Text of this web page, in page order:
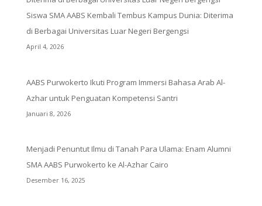
Siswa SMA AABS Kembali Tembus Kampus Dunia: Diterima
di Berbagai Universitas Luar Negeri Bergengsi
April 4, 2026
AABS Purwokerto Ikuti Program Immersi Bahasa Arab Al-
Azhar untuk Penguatan Kompetensi Santri
Januari 8, 2026
Menjadi Penuntut Ilmu di Tanah Para Ulama: Enam Alumni
SMA AABS Purwokerto ke Al-Azhar Cairo
Desember 16, 2025